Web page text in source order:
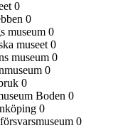
0
0
museum 0
museet 0
museum 0
0
0
Boden 0
0
0